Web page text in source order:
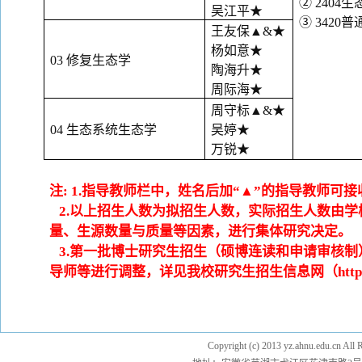
② 2404生
③ 3420普
吴江平★
03 修复生态学
王友保 ▲&★
杨如意★
陶海升★
周际海★
04 生态系统生态学
周守标 ▲&★
吴婷★
万锐★
注: 1.指导教师栏中，姓名后加“▲”的指导教师可
2.以上招生人数为拟招生人数，实际招生人数由
量、生源数量与质量等因素，进行集体研究决定。
3.第一批博士研究生招生（硕博连读和申请审核
导师等进行调整，详见我校研究生招生信息网（
Copyright (c) 2013 yz.ahnu.edu.cn